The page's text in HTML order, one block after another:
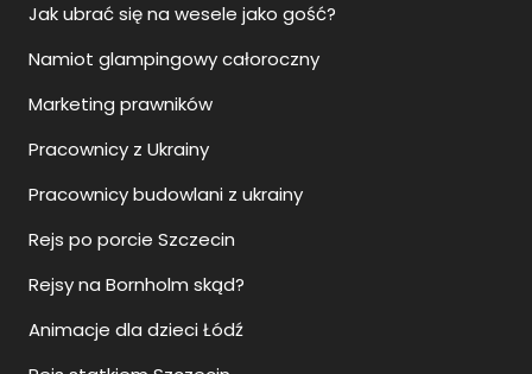
Jak ubrać się na wesele jako gość?
Namiot glampingowy całoroczny
Marketing prawników
Pracownicy z Ukrainy
Pracownicy budowlani z ukrainy
Rejs po porcie Szczecin
Rejsy na Bornholm skąd?
Animacje dla dzieci Łódź